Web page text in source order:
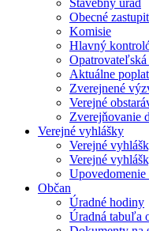
Obecné
Komisie
Hlavný
Opatrovateľská
Aktuálne
Zverejnené
Verejné
Zverejňovanie
Verejné vyhlášky
Verejné
Verejné
Upovedomenie
Občan
Úradné hodiny
Úradná tabuľa